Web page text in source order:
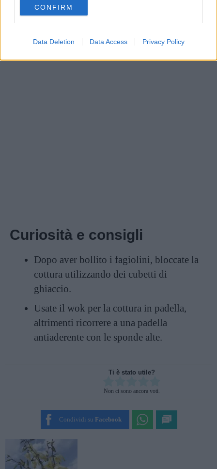
consent section.
CONFIRM
Data Deletion Data Access Privacy Policy
Curiosità e consigli
Dopo aver bollito i fagiolini, bloccate la
cottura utilizzando dei cubetti di
ghiaccio.
Usate il wok per la cottura in padella,
altrimenti ricorrere a una padella
antiaderente con le sponde alte.
Ti è stato utile?
SUBMIT RATING
Non ci sono ancora voti.
Condividi su Facebook